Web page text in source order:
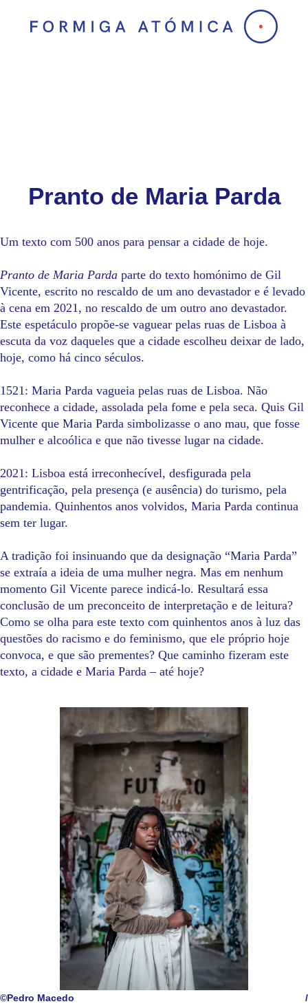
content
Pranto de Maria Parda
Um texto com 500 anos para pensar a cidade de hoje.
Pranto de Maria Parda parte do texto homónimo de Gil
Vicente, escrito no rescaldo de um ano devastador e é levado
à cena em 2021, no rescaldo de um outro ano devastador.
Este espetáculo propõe-se vaguear pelas ruas de Lisboa à
escuta da voz daqueles que a cidade escolheu deixar de lado,
hoje, como há cinco séculos.
1521: Maria Parda vagueia pelas ruas de Lisboa. Não
reconhece a cidade, assolada pela fome e pela seca. Quis Gil
Vicente que Maria Parda simbolizasse o ano mau, que fosse
mulher e alcoólica e que não tivesse lugar na cidade.
2021: Lisboa está irreconhecível, desfigurada pela
gentrificação, pela presença (e ausência) do turismo, pela
pandemia. Quinhentos anos volvidos, Maria Parda continua
sem ter lugar.
A tradição foi insinuando que da designação “Maria Parda”
se extraía a ideia de uma mulher negra. Mas em nenhum
momento Gil Vicente parece indicá-lo. Resultará essa
conclusão de um preconceito de interpretação e de leitura?
Como se olha para este texto com quinhentos anos à luz das
questões do racismo e do feminismo, que ele próprio hoje
convoca, e que são prementes? Que caminho fizeram este
texto, a cidade e Maria Parda – até hoje?
©Pedro Macedo /